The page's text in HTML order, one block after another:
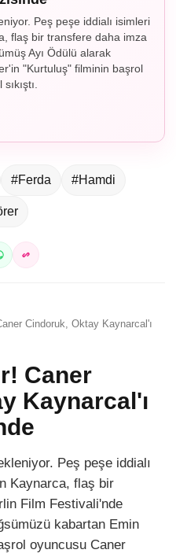
Peş peşe iddialı isimleri
flaş bir transfere daha imza
Ayı Ödülü alarak
"Kurtuluş" filminin başrol
#Ferda #Hamdi
Cindoruk, Oktay Kaynarcal'ı
Caner
Kaynarcal'ı
Peş peşe iddialı
Kaynarca, flaş bir
Film Festivali'nde
kabartan Emin
oyuncusu Caner